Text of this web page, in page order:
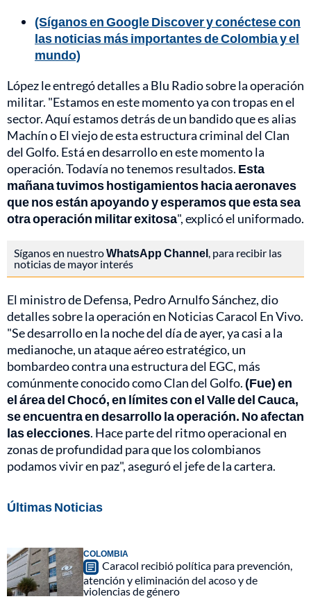
(Síganos en Google Discover y conéctese con
las noticias más importantes de Colombia y el
mundo)
López le entregó detalles a Blu Radio sobre la operación
militar. "Estamos en este momento ya con tropas en el
sector. Aquí estamos detrás de un bandido que es alias
Machín o El viejo de esta estructura criminal del Clan
del Golfo. Está en desarrollo en este momento la
operación. Todavía no tenemos resultados. Esta
mañana tuvimos hostigamientos hacia aeronaves
que nos están apoyando y esperamos que esta sea
otra operación militar exitosa", explicó el uniformado.
Síganos en nuestroWhatsApp Channel, para recibir las
noticias de mayor interés
El ministro de Defensa, Pedro Arnulfo Sánchez, dio
detalles sobre la operación en Noticias Caracol En Vivo.
"Se desarrollo en la noche del día de ayer, ya casi a la
medianoche, un ataque aéreo estratégico, un
bombardeo contra una estructura del EGC, más
comúnmente conocido como Clan del Golfo.(Fue) en
el área del Chocó, en límites con el Valle del Cauca,
se encuentra en desarrollo la operación. No afectan
las elecciones. Hace parte del ritmo operacional en
zonas de profundidad para que los colombianos
podamos vivir en paz", aseguró el jefe de la cartera.
Últimas Noticias
COLOMBIA
Caracol recibió política para prevención,
atención y eliminación del acoso y de
violencias de género